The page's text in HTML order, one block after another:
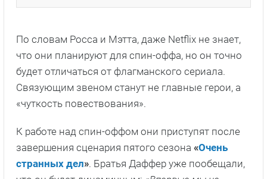
По словам Росса и Мэтта, даже Netflix не знает,
что они планируют для спин-оффа, но он точно
будет отличаться от флагманского сериала.
Связующим звеном станут не главные герои, а
«чуткость повествования».
К работе над спин-оффом они приступят после
завершения сценария пятого сезона «Очень
странных дел». Братья Даффер уже пообещали,